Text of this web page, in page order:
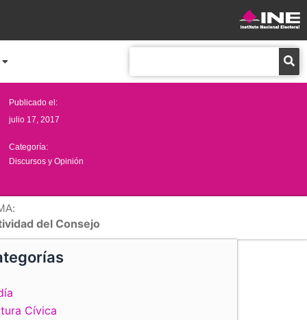
Publicado el:
julio 17, 2017
Categoría:
Discursos y Opinión
del Consejo
Cívica